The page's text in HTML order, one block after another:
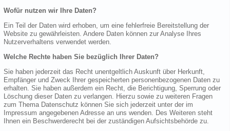
Wofür nutzen wir Ihre Daten?
Ein Teil der Daten wird erhoben, um eine fehlerfreie Bereitstellung der
Website zu gewährleisten. Andere Daten können zur Analyse Ihres
Nutzerverhaltens verwendet werden.
Welche Rechte haben Sie bezüglich Ihrer Daten?
Sie haben jederzeit das Recht unentgeltlich Auskunft über Herkunft,
Empfänger und Zweck Ihrer gespeicherten personenbezogenen Daten zu
erhalten. Sie haben außerdem ein Recht, die Berichtigung, Sperrung oder
Löschung dieser Daten zu verlangen. Hierzu sowie zu weiteren Fragen
zum Thema Datenschutz können Sie sich jederzeit unter der im
Impressum angegebenen Adresse an uns wenden. Des Weiteren steht
Ihnen ein Beschwerderecht bei der zuständigen Aufsichtsbehörde zu.